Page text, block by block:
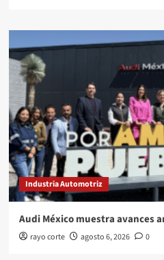
Industria Automotriz
Audi México muestra avances
rayo corte agosto 6, 2026 0